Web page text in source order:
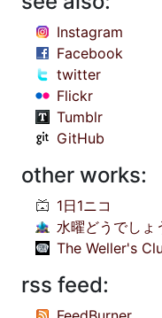
Instagram
Facebook
twitter
Flickr
Tumblr
GitHub
other works:
1日1ニコ
水曜どうでしょ
The Weller's
rss feed: